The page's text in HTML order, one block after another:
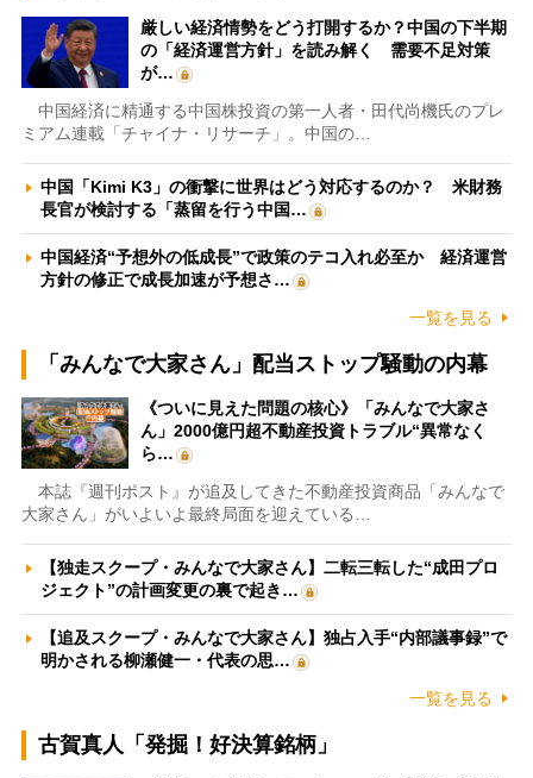
厳しい経済情勢をどう打開するか？中国の下半期
の「経済運営方針」を読み解く 需要不足対策
が…
中国経済に精通する中国株投資の第一人者・田代尚機氏のプレ
ミアム連載「チャイナ・リサーチ」。中国の…
中国「Kimi K3」の衝撃に世界はどう対応するのか？ 米財務
長官が検討する「蒸留を行う中国…
中国経済“予想外の低成長”で政策のテコ入れ必至か 経済運営
方針の修正で成長加速が予想さ…
一覧を見る
「みんなで大家さん」配当ストップ騒動の内幕
《ついに見えた問題の核心》「みんなで大家さ
ん」2000億円超不動産投資トラブル“異常なく
ら…
本誌『週刊ポスト』が追及してきた不動産投資商品「みんなで
大家さん」がいよいよ最終局面を迎えている…
【独走スクープ・みんなで大家さん】二転三転した“成田プロ
ジェクト”の計画変更の裏で起き…
【追及スクープ・みんなで大家さん】独占入手“内部議事録”で
明かされる柳瀬健一・代表の思…
一覧を見る
古賀真人「発掘！好決算銘柄」